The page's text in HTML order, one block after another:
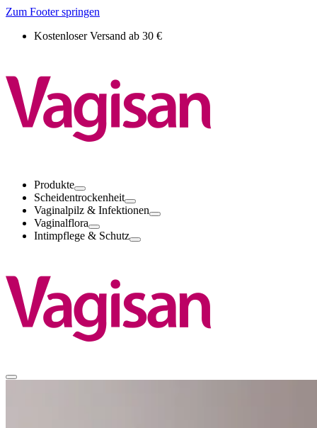
Zum Footer springen
Kostenloser Versand ab 30 €
Produkte
Scheidentrockenheit
Vaginalpilz & Infektionen
Vaginalflora
Intimpflege & Schutz